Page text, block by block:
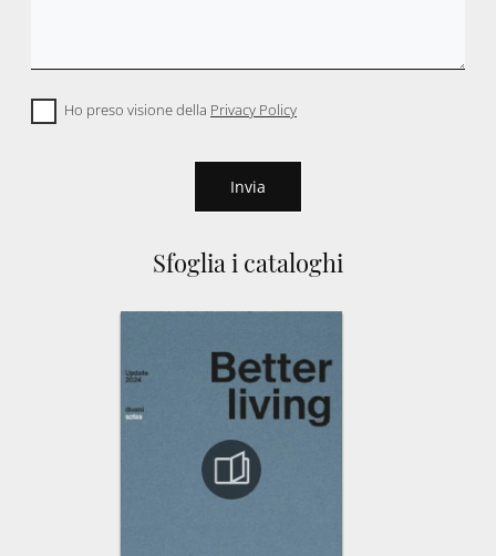
Sfoglia i cataloghi
Ho preso visione della Privacy Policy
Invia